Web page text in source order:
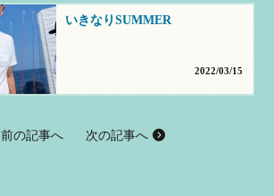
いきなりSUMMER
2022/03/15
前の記事へ 次の記事へ